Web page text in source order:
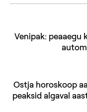
Venipak: peaaegu
Ostja horoskoop
peaksid algaval